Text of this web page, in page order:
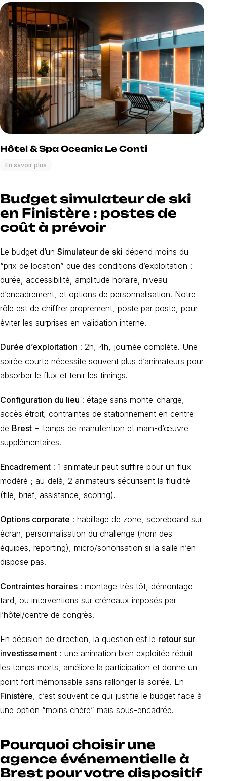
Hôtel & Spa Oceania Le Conti
En savoir plus
Budget simulateur de ski
en Finistère : postes de
coût à prévoir
Le budget d’un Simulateur de ski dépend moins du
“prix de location” que des conditions d’exploitation :
durée, accessibilité, amplitude horaire, niveau
d’encadrement, et options de personnalisation. Notre
rôle est de chiffrer proprement, poste par poste, pour
éviter les surprises en validation interne.
Durée d’exploitation : 2h, 4h, journée complète. Une
soirée courte nécessite souvent plus d’animateurs pour
absorber le flux et tenir les timings.
Configuration du lieu : étage sans monte-charge,
accès étroit, contraintes de stationnement en centre
de Brest = temps de manutention et main-d’œuvre
supplémentaires.
Encadrement : 1 animateur peut suffire pour un flux
modéré ; au-delà, 2 animateurs sécurisent la fluidité
(file, brief, assistance, scoring).
Options corporate : habillage de zone, scoreboard sur
écran, personnalisation du challenge (nom des
équipes, reporting), micro/sonorisation si la salle n’en
dispose pas.
Contraintes horaires : montage très tôt, démontage
tard, ou interventions sur créneaux imposés par
l’hôtel/centre de congrès.
En décision de direction, la question est le retour sur
investissement : une animation bien exploitée réduit
les temps morts, améliore la participation et donne un
point fort mémorisable sans rallonger la soirée. En
Finistère , c’est souvent ce qui justifie le budget face à
une option “moins chère” mais sous-encadrée.
Pourquoi choisir une
agence événementielle à
Brest pour votre dispositif